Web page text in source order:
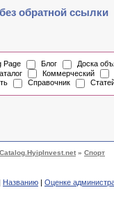
обратной ссылки
Page Блог
Доска
Коммерческий
Справочник
» Спорт
Названию | Оценке